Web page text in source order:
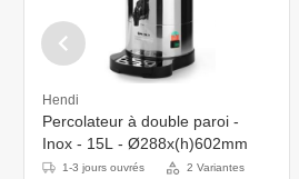
Hendi
Percolateur à double paroi -
Inox - 15L - Ø288x(h)602mm
1-3 jours ouvrés 2 Variantes